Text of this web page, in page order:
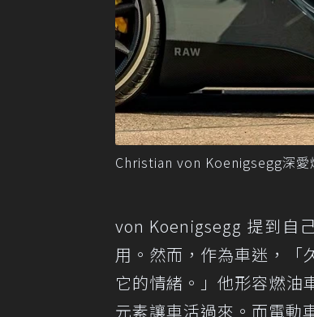
Christian von Koenigsegg深愛
von Koenigsegg 提到自
用。然而，作為車迷，「
它的情緒。」他形容燃
元素讓車活過來。而電動